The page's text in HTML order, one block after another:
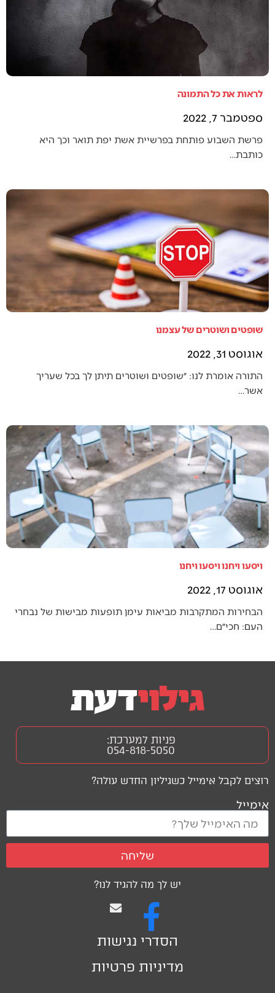
לראות את כל התמונה
ספטמבר 7, 2022
פרשת השבוע פותחת בפרשיית אשת יפת תואר וכך היא
כותבת…
שופטים ושוטרים של עצמנו
אוגוסט 31, 2022
התורה אומרת לנו: ״שופטים ושוטרים תיתן לך בכל שעריך
אשר…
ויסעו ויחנו ויסעו ויחנו
אוגוסט 17, 2022
הבחירות המתקרבות מביאות עימן תופעות מבישות של נבחרי
העם: חכי״ם…
יש לך מה להגיד לנו?
הסדרי נגישות
מדיניות פרטיות
רוצים לקבל אימייל כשגיליון החדש עולה?
אימייל
שליחה
פניות למערכת:
054-818-5050